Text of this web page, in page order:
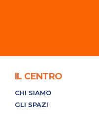
IL CENTRO
CHI SIAMO
GLI SPAZI